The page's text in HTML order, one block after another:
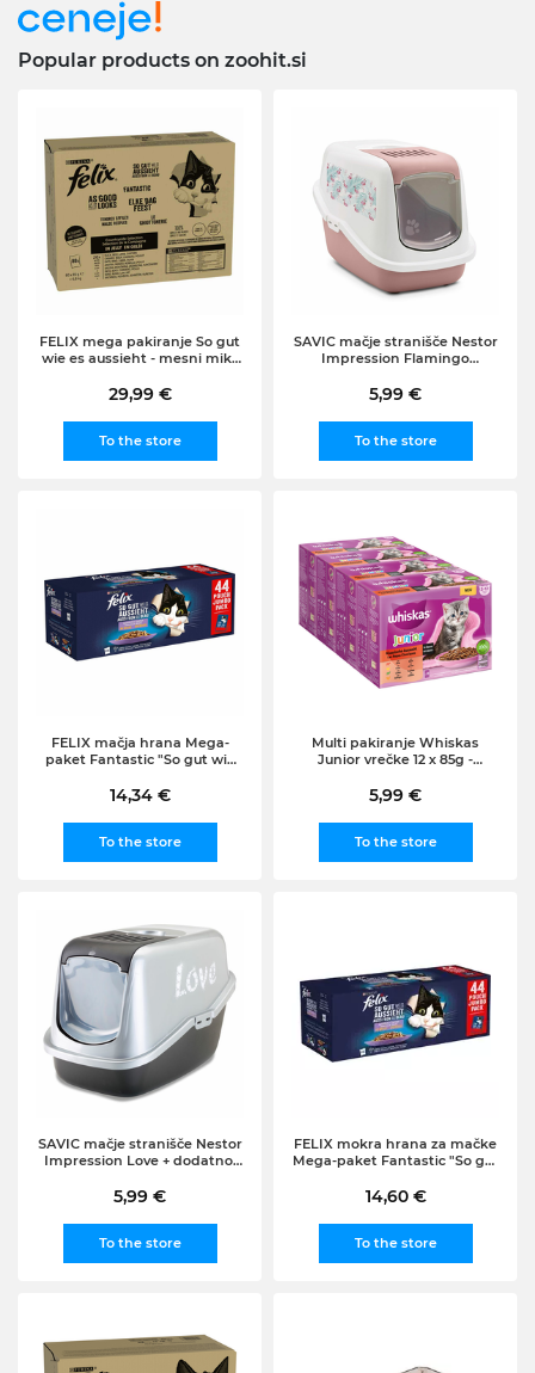
Popular products on zoohit.si
FELIX mega pakiranje So gut
wie es aussieht - mesni miks
jagnjetina), (80x85g)
29,99 €
To the store
SAVIC mačje stranišče Nestor
Impression Flamingo
Tray Bags, Maxi), 1x12 kosov
5,99 €
To the store
FELIX mačja hrana Mega-
paket Fantastic "So gut wie
govedina, raca, jagnjetina),
14,34 €
To the store
Multi pakiranje Whiskas
Junior vrečke 12 x 85g -
5,99 €
To the store
SAVIC mačje stranišče Nestor
Impression Love + dodatno:
Maxi, 12 kosov
5,99 €
To the store
FELIX mokra hrana za mačke
Mega-paket Fantastic "So gut
govedina, tuna, losos), 44x85g
14,60 €
To the store